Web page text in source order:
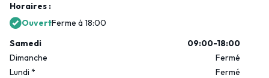
Horaires :
OuvertFerme à 18:00
Samedi
09:00-18:00
Dimanche
Fermé
Lundi *
Fermé